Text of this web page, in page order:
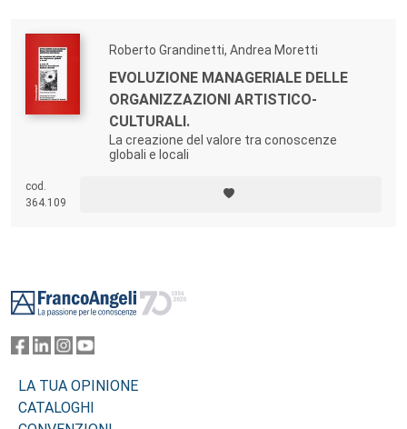
Roberto Grandinetti, Andrea Moretti
EVOLUZIONE MANAGERIALE DELLE
ORGANIZZAZIONI ARTISTICO-
CULTURALI.
La creazione del valore tra conoscenze
globali e locali
cod.
364.109
LA TUA OPINIONE
CATALOGHI